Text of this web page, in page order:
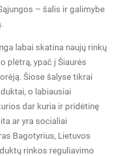
– šalis ir galimybe
labai skatina naujų rinkų
plėtrą, ypač į Šiaurės
Šiose šalyse tikrai
o labiausiai
dar kuria ir pridėtinę
ar yra socialiai
Bagotyrius, Lietuvos
rinkos reguliavimo